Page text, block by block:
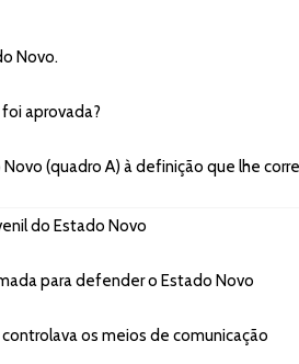
Novo.
aprovada?
(quadro A) à definição que lhe
do Estado Novo
para defender o Estado Novo
os meios de comunicação